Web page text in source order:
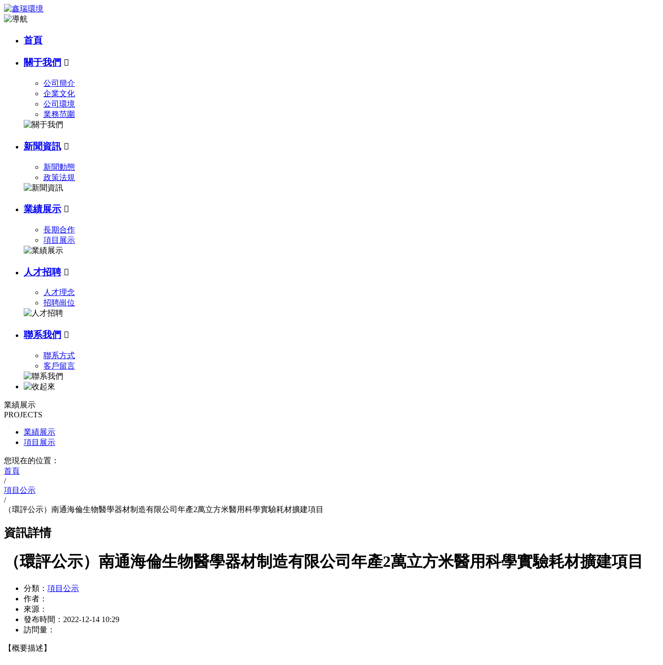
首頁
關于我們 
公司簡介
企業文化
公司環境
業務范圍
新聞資訊 
新聞動態
政策法規
業績展示 
長期合作
項目展示
人才招聘 
人才理念
招聘崗位
聯系我們 
聯系方式
客戶留言
業績展示
PROJECTS
業績展示
項目展示
您現在的位置：
首頁
/
項目公示
/
（環評公示）南通海倫生物醫學器材制造有限公司年產2萬立方米醫用科學實驗耗材擴建項目
資訊詳情
（環評公示）南通海倫生物醫學器材制造有限公司年產2萬立方米醫用科學實驗耗材擴建項目
分類： 項目公示
作者：
來源：
發布時間： 2022-12-14 10:29
訪問量：
【概要描述】